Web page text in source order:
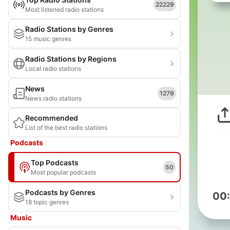
Most listened radio stations
22229
Radio Stations by Genres
15 music genres
Radio Stations by Regions
Local radio stations
News
News radio stations
1279
Recommended
List of the best radio stations
Podcasts
Top Podcasts
Most popular podcasts
50
Podcasts by Genres
18 topic genres
Music